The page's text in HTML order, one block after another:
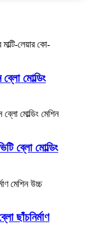
ব্লো মোল্ডিং
ব্লো মোল্ডিং
ছাঁচনির্মাণ